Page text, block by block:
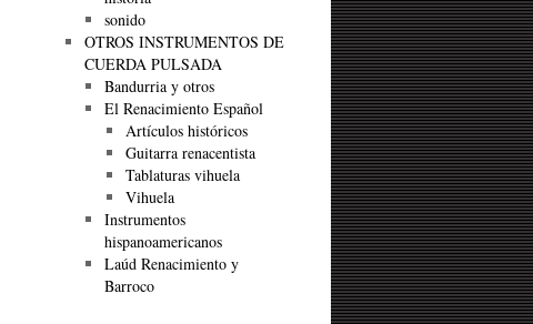
sonido
OTROS INSTRUMENTOS DE
CUERDA PULSADA
Bandurria y otros
El Renacimiento Español
Artículos históricos
Guitarra renacentista
Tablaturas vihuela
Vihuela
Instrumentos
hispanoamericanos
Laúd Renacimiento y
Barroco